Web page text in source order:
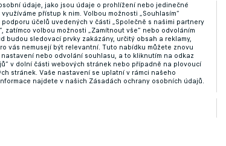
údaje, jako jsou údaje o prohlížení nebo jedinečné
přístup k nim. Volbou možnosti „Souhlasím“
účelů uvedených v části „Společně s našimi partnery
zatímco volbou možnosti „Zamítnout vše“ nebo odvoláním
budou sledovací prvky zakázány, určitý obsah a reklamy,
vás nemusejí být relevantní. Tuto nabídku můžete znovu
nebo odvolání souhlasu, a to kliknutím na odkaz
v dolní části webových stránek nebo případně na plovoucí
stránek. Vaše nastavení se uplatní v rámci našeho
najdete v našich Zásadách ochrany osobních údajů.